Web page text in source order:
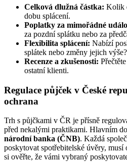
Celková dlužná částka: Kolik
dobu splácení.
Poplatky za mimořádné
za pozdní splátku nebo za
Flexibilita splácení: Nabízí
splátek nebo změny jejich výše?
Recenze a zkušenosti:
ostatní klienti.
Regulace půjček v České
ochrana
Trh s půjčkami v ČR je přísně
před nekalými praktikami. Hlavním
národní banka (ČNB). Každá
poskytovat spotřebitelské úvěry,
si ověřte, že vámi vybraný